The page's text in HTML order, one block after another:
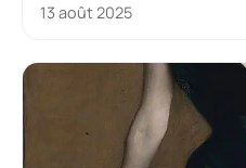
13 août 2025